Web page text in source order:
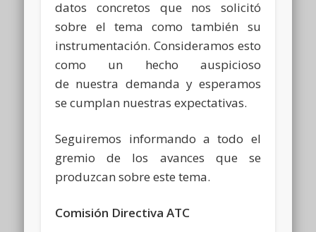
datos concretos que nos solicitó
sobre el tema como también su
instrumentación. Consideramos esto
como un hecho auspicioso
de nuestra demanda y esperamos
se cumplan nuestras expectativas.
Seguiremos informando a todo el
gremio de los avances que se
produzcan sobre este tema.
Comisión Directiva ATC